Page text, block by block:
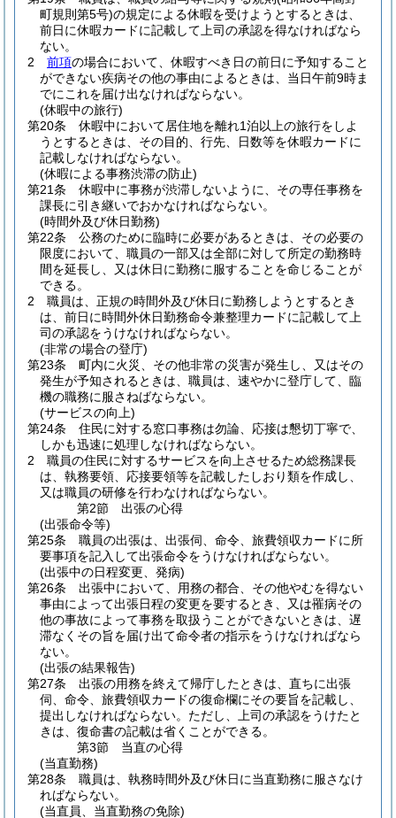
町規則第5号)の規定による休暇を受けようとするときは、
前日に休暇カードに記載して上司の承認を得なければなら
ない。
2
前項の場合において、休暇すべき日の前日に予知すること
ができない疾病その他の事由によるときは、当日午前9時ま
でにこれを届け出なければならない。
(休暇中の旅行)
第20条
休暇中において居住地を離れ1泊以上の旅行をしよ
うとするときは、その目的、行先、日数等を休暇カードに
記載しなければならない。
(休暇による事務渋滞の防止)
第21条
休暇中に事務が渋滞しないように、その専任事務を
課長に引き継いでおかなければならない。
(時間外及び休日勤務)
第22条
公務のために臨時に必要があるときは、その必要の
限度において、職員の一部又は全部に対して所定の勤務時
間を延長し、又は休日に勤務に服することを命じることが
できる。
2
職員は、正規の時間外及び休日に勤務しようとするとき
は、前日に時間外休日勤務命令兼整理カードに記載して上
司の承認をうけなければならない。
(非常の場合の登庁)
第23条
町内に火災、その他非常の災害が発生し、又はその
発生が予知されるときは、職員は、速やかに登庁して、臨
機の職務に服さねばならない。
(サービスの向上)
第24条
住民に対する窓口事務は勿論、応接は懇切丁寧で、
しかも迅速に処理しなければならない。
2
職員の住民に対するサービスを向上させるため総務課長
は、執務要領、応接要領等を記載したしおり類を作成し、
又は職員の研修を行わなければならない。
第2節
出張の心得
(出張命令等)
第25条
職員の出張は、出張伺、命令、旅費領収カードに所
要事項を記入して出張命令をうけなければならない。
(出張中の日程変更、発病)
第26条
出張中において、用務の都合、その他やむを得ない
事由によって出張日程の変更を要するとき、又は罹病その
他の事故によって事務を取扱うことができないときは、遅
滞なくその旨を届け出て命令者の指示をうけなければなら
ない。
(出張の結果報告)
第27条
出張の用務を終えて帰庁したときは、直ちに出張
伺、命令、旅費領収カードの復命欄にその要旨を記載し、
提出しなければならない。 ただし、上司の承認をうけたと
きは、復命書の記載は省くことができる。
第3節
当直の心得
(当直勤務)
第28条
職員は、執務時間外及び休日に当直勤務に服さなけ
ればならない。
(当直員、当直勤務の免除)